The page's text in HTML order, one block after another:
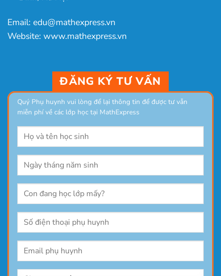
Email: edu@mathexpress.vn
Website: www.mathexpress.vn
ĐĂNG KÝ TƯ VẤN
Quý Phụ huynh vui lòng để lại thông tin để được tư vẫn
miễn phí về các lớp học tại MathExpress